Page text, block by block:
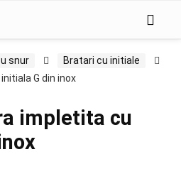
snur
Bratari cu initiale
G din inox
impletita cu